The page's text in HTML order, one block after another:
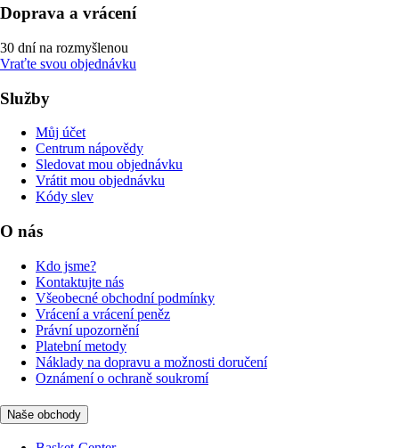
Doprava a vrácení
30 dní na rozmyšlenou
Vraťte svou objednávku
Služby
Můj účet
Centrum nápovědy
Sledovat mou objednávku
Vrátit mou objednávku
Kódy slev
O nás
Kdo jsme?
Kontaktujte nás
Všeobecné obchodní podmínky
Vrácení a vrácení peněz
Právní upozornění
Platební metody
Náklady na dopravu a možnosti doručení
Oznámení o ochraně soukromí
Naše obchody